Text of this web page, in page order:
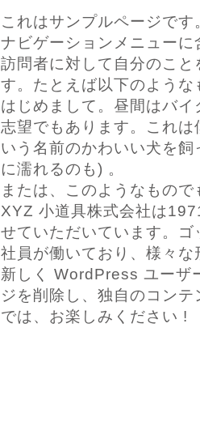
これはサンプルページで
ナビゲーションメニュー
訪問者に対して自分のこ
す。たとえば以下のような
はじめまして。昼間はバ
志望でもあります。これ
いう名前のかわいい犬を
に濡れるのも) 。
または、このようなもので
XYZ 小道具株式会社は
せていただいています。
社員が働いており、様々な
新しく WordPress ユーザ
ジを削除し、独自のコン
では、お楽しみください !